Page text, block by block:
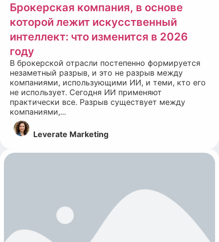
Брокерская компания, в основе
которой лежит искусственный
интеллект: что изменится в 2026
году
В брокерской отрасли постепенно формируется
незаметный разрыв, и это не разрыв между
компаниями, использующими ИИ, и теми, кто его
не использует. Сегодня ИИ применяют
практически все. Разрыв существует между
компаниями,...
Leverate Marketing